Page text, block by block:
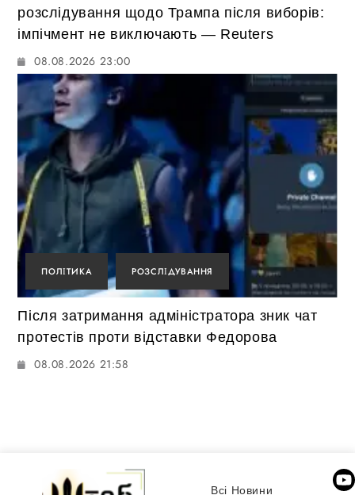
розслідування щодо Трампа після виборів:
імпічмент не виключають — Reuters
08.08.2026 23:00
ПОЛІТИКА РОЗСЛІДУВАННЯ
Після затримання адміністратора зник чат
протестів проти відставки Федорова
08.08.2026 21:58
Всі Новини